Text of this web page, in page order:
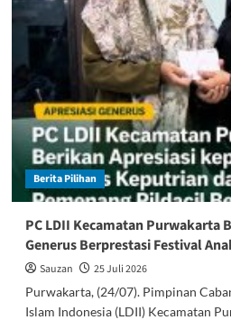
Purwakarta
Matangkan
Persiapan
Upacara
HUT
81
RI
dan
Hari
Pramuka
2026
Berita Pilihan
PC LDII Kecamatan Purwakarta
Generus Berprestasi Festival
Sauzan
25 Juli 2026
Purwakarta, (24/07). Pimpinan
Islam Indonesia (LDII) Kecamatan